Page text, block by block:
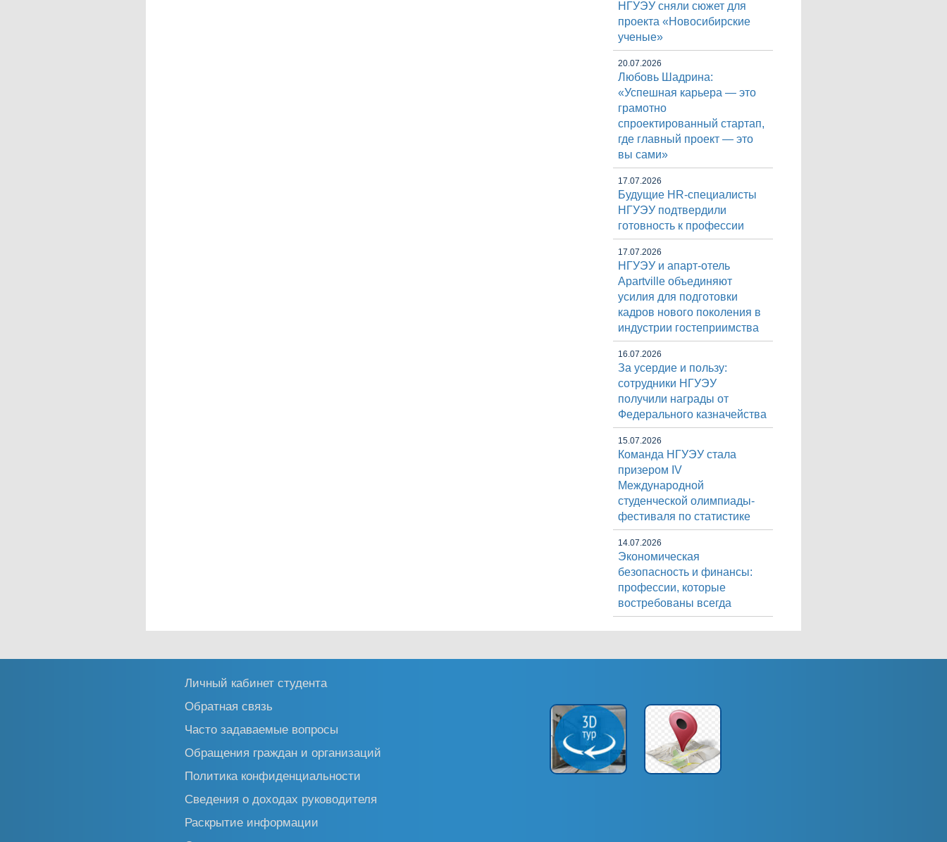
НГУЭУ сняли сюжет для
проекта «Новосибирские
ученые»
20.07.2026
Любовь Шадрина:
«Успешная карьера — это
грамотно
спроектированный стартап,
где главный проект — это
вы сами»
17.07.2026
Будущие HR-специалисты
НГУЭУ подтвердили
готовность к профессии
17.07.2026
НГУЭУ и апарт-отель
Apartville объединяют
усилия для подготовки
кадров нового поколения в
индустрии гостеприимства
16.07.2026
За усердие и пользу:
сотрудники НГУЭУ
получили награды от
Федерального казначейства
15.07.2026
Команда НГУЭУ стала
призером IV
Международной
студенческой олимпиады-
фестиваля по статистике
14.07.2026
Экономическая
безопасность и финансы:
профессии, которые
востребованы всегда
Личный кабинет студента
Обратная связь
Часто задаваемые вопросы
Обращения граждан и организаций
Политика конфиденциальности
Сведения о доходах руководителя
Раскрытие информации